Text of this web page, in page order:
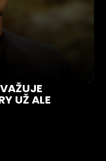
UŽ ALE